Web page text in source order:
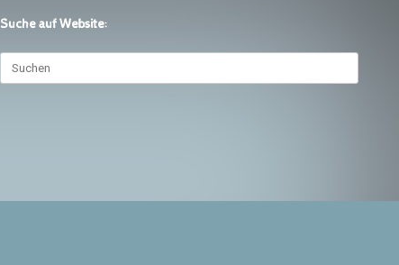
Suche auf Website:
Suchen